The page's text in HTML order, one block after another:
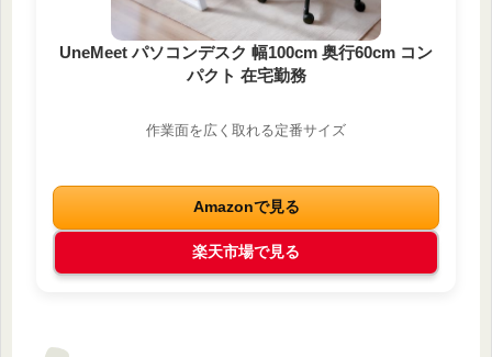
UneMeet パソコンデスク 幅100cm 奥行60cm コン
パクト 在宅勤務
作業面を広く取れる定番サイズ
Amazonで見る
楽天市場で見る